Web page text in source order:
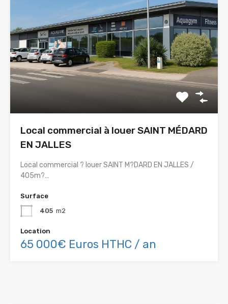
Local commercial à louer SAINT MÉDARD
EN JALLES
Local commercial ? louer SAINT M?DARD EN JALLES /
405m?…
Surface
405 m2
Location
65 000€ Euros HTHC / an